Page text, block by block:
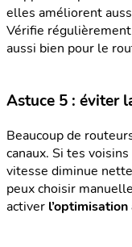
elles améliorent
Vérifie
aussi bien pour le
Astuce 5 : éviter
Beaucoup de
canaux. Si tes
vitesse diminue
peux choisir
activer